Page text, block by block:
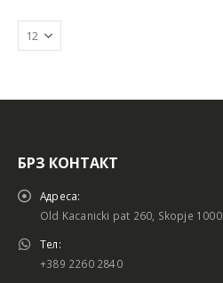
Батериски сет
БРЗ КОНТАКТ
Адреса:
Old Kacanicki pat 260, Skopje 1000
Тел:
+389 2260 2840